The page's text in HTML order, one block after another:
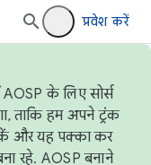
प्रवेश करें
के लिए सोर्स
ताकि हम अपने ट्रंक
और यह पक्का कर
रहे. AOSP बनाने